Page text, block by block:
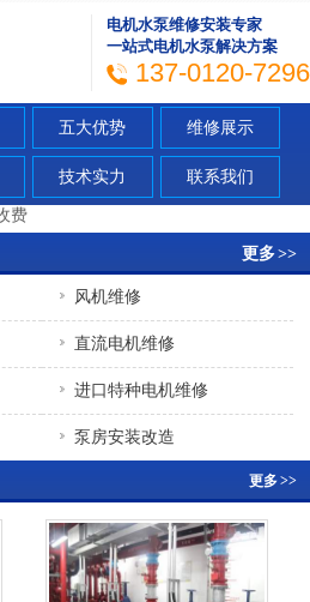
电机水泵维修安装专家
一站式电机水泵解决方案
137-0120-7296
五大优势 维修展示
技术实力 联系我们
更多>>
风机维修
直流电机维修
进口特种电机维修
泵房安装改造
更多>>